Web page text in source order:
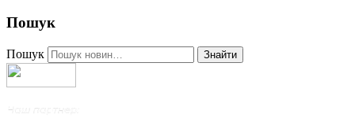
Пошук
Пошук Знайти